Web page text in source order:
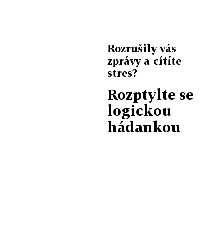
Rozrušily vás
zprávy a cítíte
stres?
Rozptylte se
logickou
hádankou